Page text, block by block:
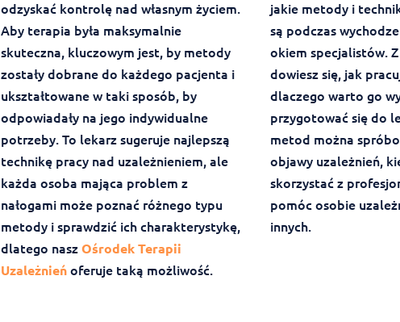
odzyskać kontrolę nad własnym życiem.
Aby terapia była maksymalnie
skuteczna, kluczowym jest, by metody
zostały dobrane do każdego pacjenta i
ukształtowane w taki sposób, by
odpowiadały na jego indywidualne
potrzeby. To lekarz sugeruje najlepszą
technikę pracy nad uzależnieniem, ale
każda osoba mająca problem z
nałogami może poznać różnego typu
metody i sprawdzić ich charakterystykę,
dlatego naszOśrodek Terapii
Uzależnieńoferuje taką możliwość.
jakie metody i
są podczas
okiem specjalistów.
dowiesz się, jak
dlaczego warto go
przygotować się do
metod można
objawy uzależnień,
skorzystać z
pomóc osobie
innych.